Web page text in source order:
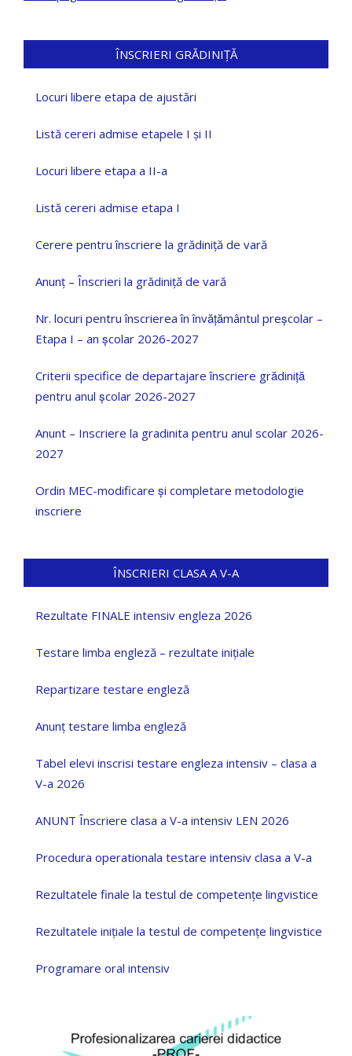
ÎNSCRIERI GRĂDINIȚĂ
Locuri libere etapa de ajustări
Listă cereri admise etapele I și II
Locuri libere etapa a II-a
Listă cereri admise etapa I
Cerere pentru înscriere la grădiniță de vară
Anunț – Înscrieri la grădiniță de vară
Nr. locuri pentru înscrierea în învățământul preșcolar –
Etapa I – an școlar 2026-2027
Criterii specifice de departajare înscriere grădiniță
pentru anul școlar 2026-2027
Anunt – Inscriere la gradinita pentru anul scolar 2026-
2027
Ordin MEC-modificare și completare metodologie
inscriere
ÎNSCRIERI CLASA A V-A
Rezultate FINALE intensiv engleza 2026
Testare limba engleză – rezultate inițiale
Repartizare testare engleză
Anunț testare limba engleză
Tabel elevi inscrisi testare engleza intensiv – clasa a
V-a 2026
ANUNT Înscriere clasa a V-a intensiv LEN 2026
Procedura operationala testare intensiv clasa a V-a
Rezultatele finale la testul de competențe lingvistice
Rezultatele inițiale la testul de competențe lingvistice
Programare oral intensiv